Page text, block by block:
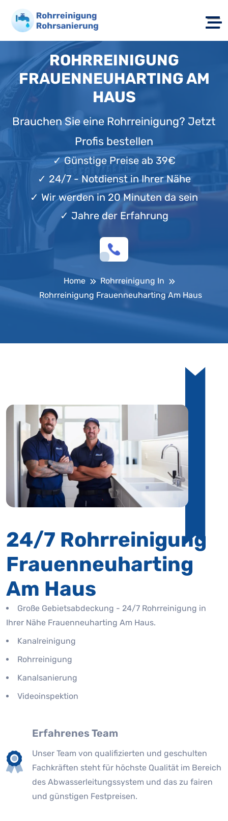
ROHRREINIGUNG
FRAUENNEUHARTING AM
HAUS
Brauchen Sie eine Rohrreinigung? Jetzt
Profis bestellen
✓Günstige Preise ab 39€
✓ 24/7 - Notdienst in Ihrer Nähe
✓ Wir werden in 20 Minuten da sein
✓ Jahre der Erfahrung
Home
Rohrreinigung In
Rohrreinigung Frauenneuharting Am Haus
24/7 Rohrreinigung
Frauenneuharting
Am Haus
Große Gebietsabdeckung - 24/7 Rohrreinigung in
Ihrer Nähe Frauenneuharting Am Haus.
Kanalreinigung
Rohrreinigung
Kanalsanierung
Videoinspektion
Erfahrenes Team
Unser Team von qualifizierten und geschulten
Fachkräften steht für höchste Qualität im Bereich
des Abwasserleitungssystem und das zu fairen
und günstigen Festpreisen.